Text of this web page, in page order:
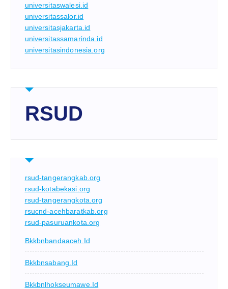
universitaswalesi.id
universitassalor.id
universitasjakarta.id
universitassamarinda.id
universitasindonesia.org
RSUD
rsud-tangerangkab.org
rsud-kotabekasi.org
rsud-tangerangkota.org
rsucnd-acehbaratkab.org
rsud-pasuruankota.org
Bkkbnbandaaceh.id
Bkkbnsabang.id
Bkkbnlhokseumawe.id